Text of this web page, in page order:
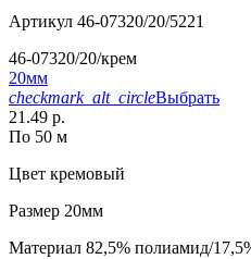
Артикул 46-07320/20/5221
46-07320/20/крем
20мм
checkmark_alt_circleВыбрать
21.49 р.
По 50 м
Цвет кремовый
Размер 20мм
Материал 82,5% полиамид/